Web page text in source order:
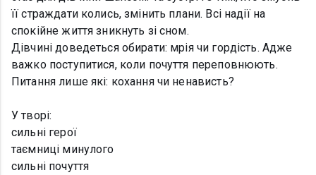
її страждати колись, змінить плани. Всі надії на
спокійне життя зникнуть зі сном.
Дівчині доведеться обирати: мрія чи гордість. Адже
важко поступитися, коли почуття переповнюють.
Питання лише які: кохання чи ненависть?
У творі:
сильні герої
таємниці минулого
сильні почуття